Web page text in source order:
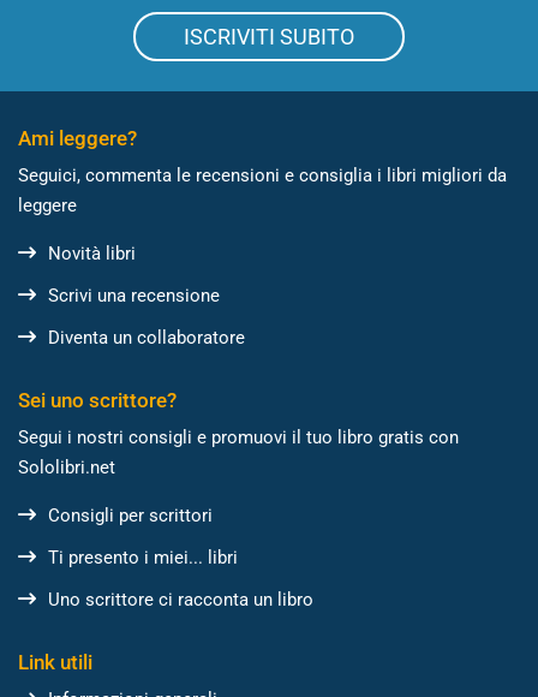
ISCRIVITI SUBITO
Ami leggere?
Seguici, commenta le recensioni e consiglia i libri migliori da
leggere
Novità libri
Scrivi una recensione
Diventa un collaboratore
Sei uno scrittore?
Segui i nostri consigli e promuovi il tuo libro gratis con
Sololibri.net
Consigli per scrittori
Ti presento i miei... libri
Uno scrittore ci racconta un libro
Link utili